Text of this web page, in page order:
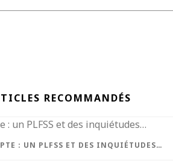
RECOMMANDÉS
: UN PLFSS ET DES INQUIÉTUDES…